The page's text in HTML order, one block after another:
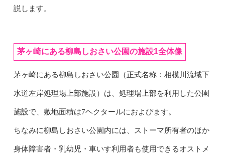
説します。
茅ヶ崎にある柳島しおさい公園の施設1全体像
茅ヶ崎にある柳島しおさい公園（正式名称：相模川流域下
水道左岸処理場上部施設）は、処理場上部を利用した公園
施設で、敷地面積は7ヘクタールにおよびます。
ちなみに柳島しおさい公園内には、ストーマ所有者のほか
身体障害者・乳幼児・車いす利用者も使用できるオストメ